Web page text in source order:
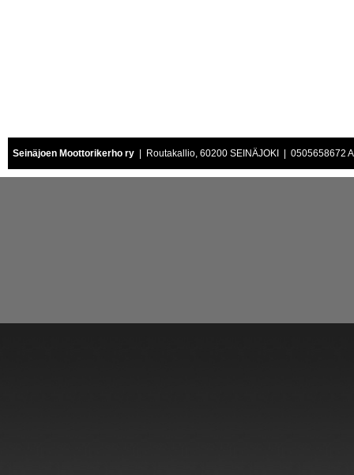
Seinäjoen Moottorikerho ry | Routakallio, 60200 SEINÄJOKI | 0505658672